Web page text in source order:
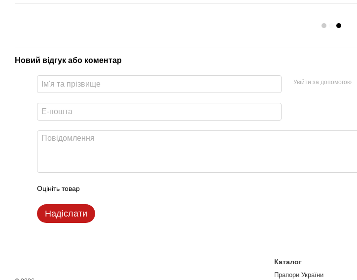
Новий відгук або коментар
Увійти за допомогою
Оцініть товар
Надіслати
Каталог
Прапори України